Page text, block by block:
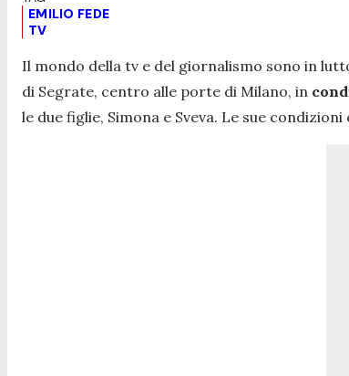
EMILIO FEDE
TV
Il mondo della tv e del giornalismo sono in
di Segrate, centro alle porte di Milano, in
le due figlie, Simona e Sveva. Le sue